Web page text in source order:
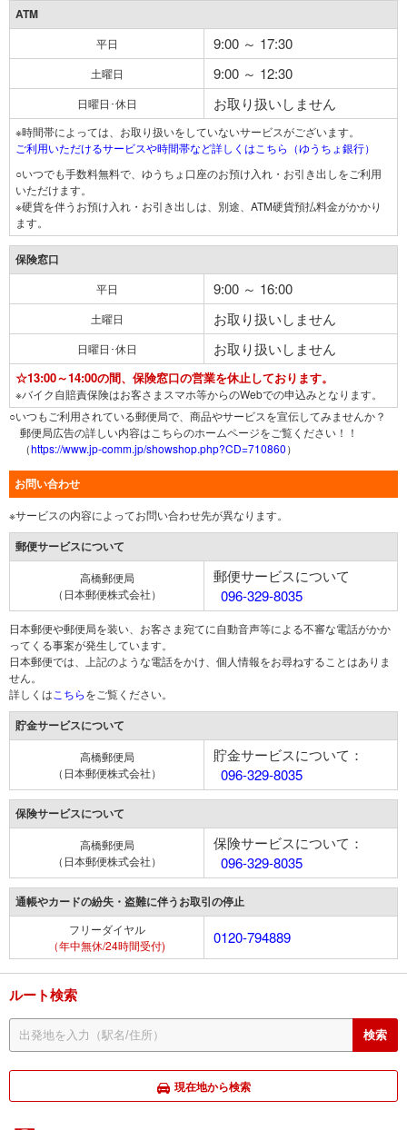
ATM
平日 9:00 ～ 17:30
土曜日 9:00 ～ 12:30
日曜日･休日 お取り扱いしません
※時間帯によっては、お取り扱いをしていないサービスがございます。
ご利用いただけるサービスや時間帯など詳しくはこちら（ゆうちょ銀行）
○いつでも手数料無料で、ゆうちょ口座のお預け入れ・お引き出しをご利用
いただけます。
※硬貨を伴うお預け入れ・お引き出しは、別途、ATM硬貨預払料金がかかり
ます。
保険窓口
平日 9:00 ～ 16:00
土曜日 お取り扱いしません
日曜日･休日 お取り扱いしません
☆13:00～14:00の間、保険窓口の営業を休止しております。
※バイク自賠責保険はお客さまスマホ等からのWebでの申込みとなります。
○いつもご利用されている郵便局で、商品やサービスを宣伝してみませんか？
郵便局広告の詳しい内容はこちらのホームページをご覧ください！！
（https://www.jp-comm.jp/showshop.php?CD=710860）
お問い合わせ
※サービスの内容によってお問い合わせ先が異なります。
郵便サービスについて
高橋郵便局
（日本郵便株式会社）
郵便サービスについて
096-329-8035
日本郵便や郵便局を装い、お客さま宛てに自動音声等による不審な電話がかか
ってくる事案が発生しています。
日本郵便では、上記のような電話をかけ、個人情報をお尋ねすることはありま
せん。
詳しくは こちらをご覧ください。
貯金サービスについて
高橋郵便局
（日本郵便株式会社）
貯金サービスについて：
096-329-8035
保険サービスについて
高橋郵便局
（日本郵便株式会社）
保険サービスについて：
096-329-8035
通帳やカードの紛失・盗難に伴うお取引の停止
フリーダイヤル
（年中無休/24時間受付)
0120-794889
ルート検索
現在地から検索